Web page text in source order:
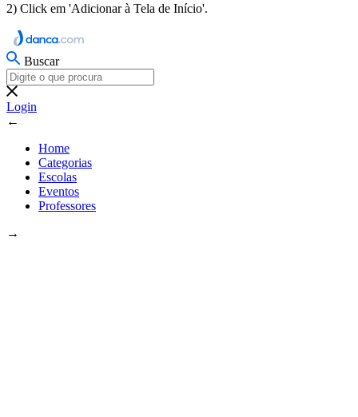
2) Click em 'Adicionar à Tela de Início'.
Buscar
Login
←
Home
Categorias
Escolas
Eventos
Professores
→